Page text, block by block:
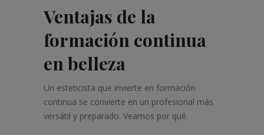
Ventajas de la
formación continua
en belleza
Un esteticista que invierte en formación
continua se convierte en un profesional más
versátil y preparado. Veamos por qué.